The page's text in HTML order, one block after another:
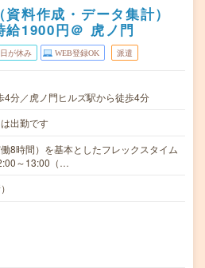
料作成・データ集計）
給1900円＠ 虎ノ門
が休み WEB登録OK 派遣
4分／虎ノ門ヒルズ駅から徒歩4分
出勤です
8時間）を基本としたフレックスタイム
～13:00（…